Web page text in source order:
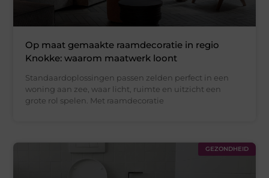
Op maat gemaakte raamdecoratie in regio
Knokke: waarom maatwerk loont
Standaardoplossingen passen zelden perfect in een
woning aan zee, waar licht, ruimte en uitzicht een
grote rol spelen. Met raamdecoratie
GEZONDHEID